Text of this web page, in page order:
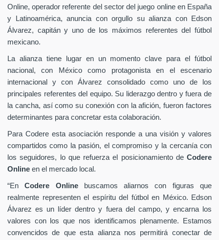
Online, operador referente del sector del juego online en España
y Latinoamérica, anuncia con orgullo su alianza con Edson
Álvarez, capitán y uno de los máximos referentes del fútbol
mexicano.
La alianza tiene lugar en un momento clave para el fútbol
nacional, con México como protagonista en el escenario
internacional y con Álvarez consolidado como uno de los
principales referentes del equipo. Su liderazgo dentro y fuera de
la cancha, así como su conexión con la afición, fueron factores
determinantes para concretar esta colaboración.
Para Codere esta asociación responde a una visión y valores
compartidos como la pasión, el compromiso y la cercanía con
los seguidores, lo que refuerza el posicionamiento de Codere
Online en el mercado local.
“EnCodere Onlinebuscamos aliarnos con figuras que
realmente representen el espíritu del fútbol en México. Edson
Álvarez es un líder dentro y fuera del campo, y encarna los
valores con los que nos identificamos plenamente. Estamos
convencidos de que esta alianza nos permitirá conectar de